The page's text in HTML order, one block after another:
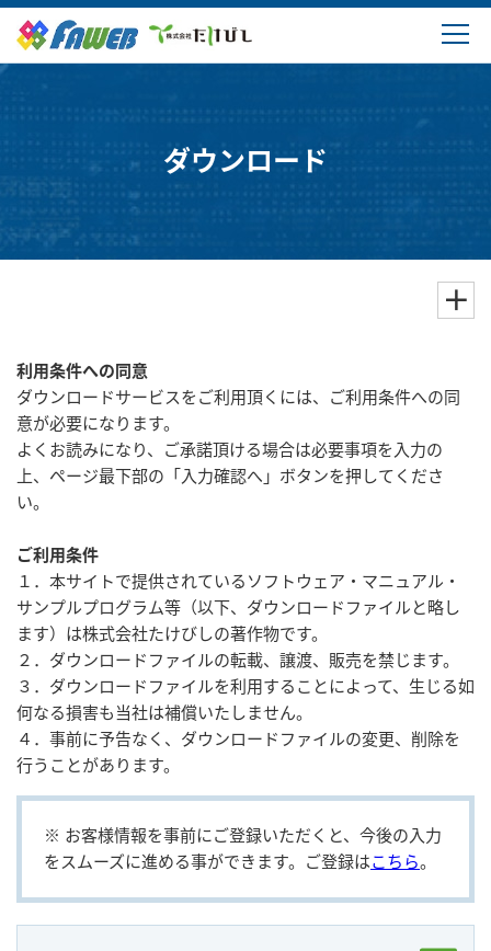
ダウンロード
会社概要
ログイン・新規登録
ライセンス
お問い合わせ
ダウンロード
利用条件への同意
ダウンロードサービスをご利用頂くには、ご利用条件への同
意が必要になります。
よくお読みになり、ご承諾頂ける場合は必要事項を入力の
上、ページ最下部の「入力確認へ」ボタンを押してくださ
い。
ご利用条件
１．本サイトで提供されているソフトウェア・マニュアル・
サンプルプログラム等（以下、ダウンロードファイルと略し
ます）は株式会社たけびしの著作物です。
２．ダウンロードファイルの転載、譲渡、販売を禁じます。
３．ダウンロードファイルを利用することによって、生じる如
何なる損害も当社は補償いたしません。
４．事前に予告なく、ダウンロードファイルの変更、削除を
行うことがあります。
※ お客様情報を事前にご登録いただくと、今後の⼊⼒
をスムーズに進める事ができます。ご登録はこちら。